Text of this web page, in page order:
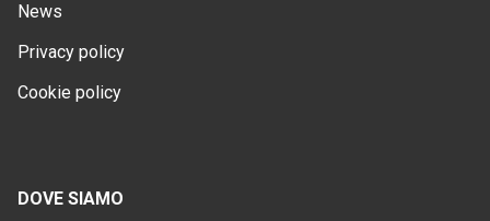
News
Privacy policy
Cookie policy
DOVE SIAMO